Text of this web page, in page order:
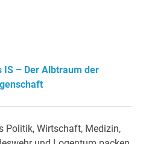
IS – Der Albtraum der
Politik, Wirtschaft, Medizin,